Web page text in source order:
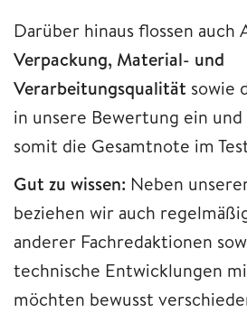
Darüber hinaus flossen auch
Verpackung, Material- und
Verarbeitungsqualität sowie
in unsere Bewertung ein
somit die Gesamtnote im
Gut zu wissen: Neben
beziehen wir auch
anderer Fachredaktionen
technische Entwicklungen
möchten bewusst